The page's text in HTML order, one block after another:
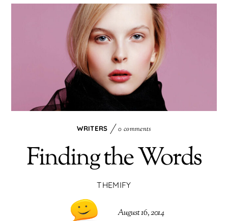
WRITERS 0 comments
Finding the Words
THEMIFY
August 16, 2014